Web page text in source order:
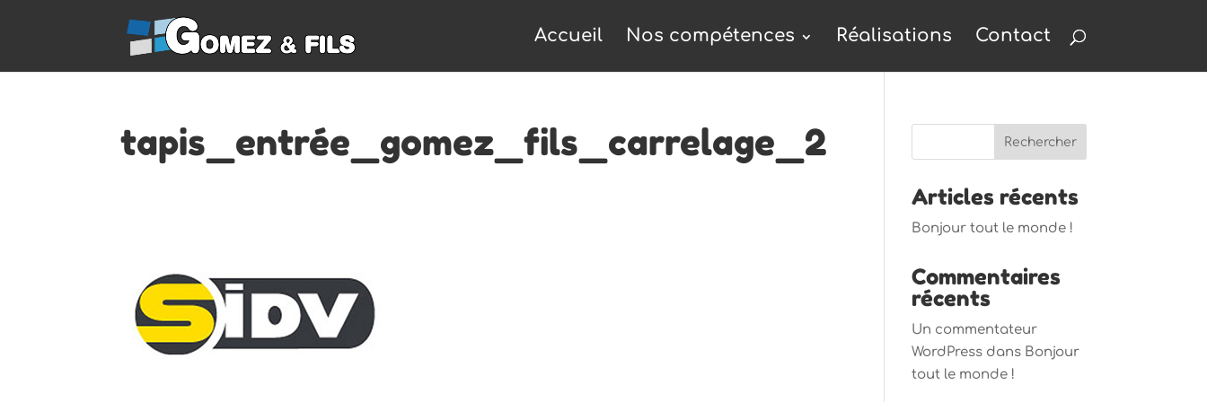
Accueil Nos compétences Réalisations Contact
tapis_entrée_gomez_fils_carrelage_2
Articles récents
Bonjour tout le monde !
Commentaires
récents
Un commentateur
WordPress dans Bonjour
tout le monde !